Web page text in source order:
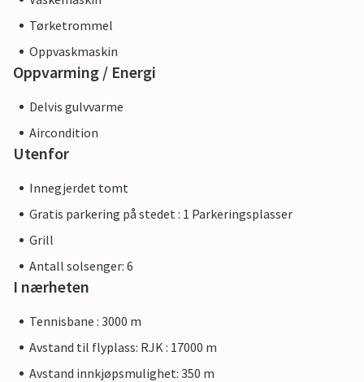
Tørketrommel
Oppvaskmaskin
Oppvarming / Energi
Delvis gulvvarme
Aircondition
Utenfor
Innegjerdet tomt
Gratis parkering på stedet : 1 Parkeringsplasser
Grill
Antall solsenger: 6
I nærheten
Tennisbane : 3000 m
Avstand til flyplass: RJK : 17000 m
Avstand innkjøpsmulighet: 350 m